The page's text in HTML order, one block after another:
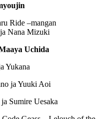
Ride –mangan
Nana Mizuki
Uchida
Aoi
Uesaka